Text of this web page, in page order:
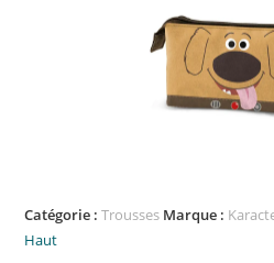
Catégorie :Trousses Marque :
Haut